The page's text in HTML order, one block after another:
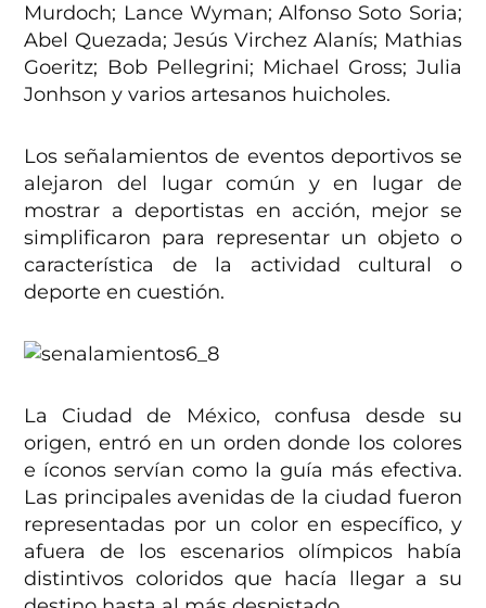
Murdoch; Lance Wyman; Alfonso Soto Soria;
Abel Quezada; Jesús Virchez Alanís; Mathias
Goeritz; Bob Pellegrini; Michael Gross; Julia
Jonhson y varios artesanos huicholes.
Los señalamientos de eventos deportivos se
alejaron del lugar común y en lugar de
mostrar a deportistas en acción, mejor se
simplificaron para representar un objeto o
característica de la actividad cultural o
deporte en cuestión.
La Ciudad de México, confusa desde su
origen, entró en un orden donde los colores
e íconos servían como la guía más efectiva.
Las principales avenidas de la ciudad fueron
representadas por un color en específico, y
afuera de los escenarios olímpicos había
distintivos coloridos que hacía llegar a su